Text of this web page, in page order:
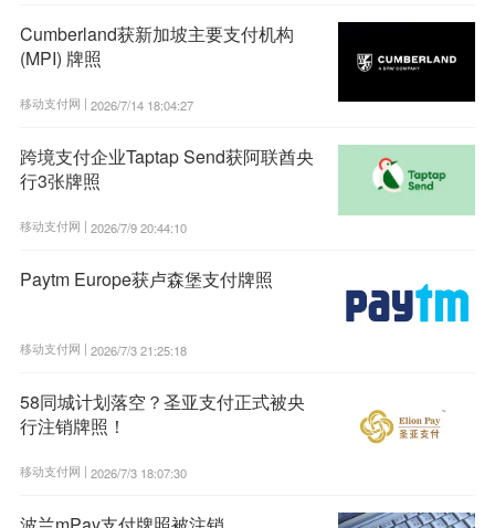
Cumberland获新加坡主要支付机构
(MPI) 牌照
移动支付网 | 2026/7/14 18:04:27
跨境支付企业Taptap Send获阿联酋央
行3张牌照
移动支付网 | 2026/7/9 20:44:10
Paytm Europe获卢森堡支付牌照
移动支付网 | 2026/7/3 21:25:18
58同城计划落空？圣亚支付正式被央
行注销牌照！
移动支付网 | 2026/7/3 18:07:30